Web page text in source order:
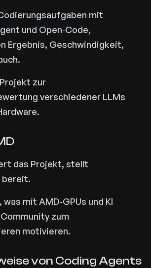
mit
und Open‑Code,
Ergebnis, Geschwindigkeit,
zur
verschiedener LLMs
das Projekt, stellt
bereit.
mit AMD‑GPUs und KI
zum
motivieren.
von Coding Agents